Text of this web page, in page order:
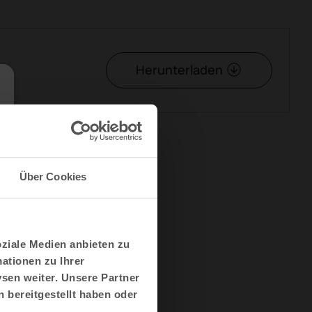
Über Cookies
Medien anbieten zu
zu Ihrer
weiter. Unsere Partner
bereitgestellt haben oder
Herunterladen
Innovation
Nachhaltigkeit
Designer